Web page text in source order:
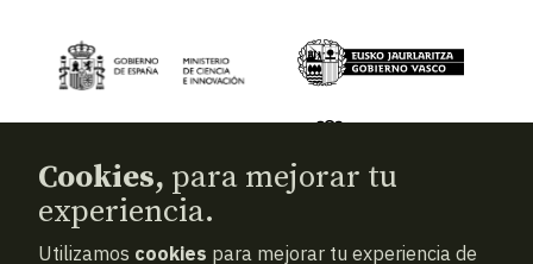
Cookies, para mejorar tu
experiencia.
Utilizamos cookies para mejorar tu experiencia de